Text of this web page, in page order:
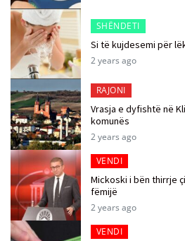
SHËNDETI
Si të kujdesemi për
2 years ago
RAJONI
Vrasja e dyfishtë në
komunës
2 years ago
VENDI
Mickoski i bën thirrje
fëmijë
2 years ago
VENDI